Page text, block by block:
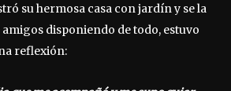
su hermosa casa con jardín y se la
amigos disponiendo de todo, estuvo
reflexión: